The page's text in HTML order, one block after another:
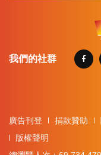
我們的社群
廣告刊登 捐款贊助
版權聲明